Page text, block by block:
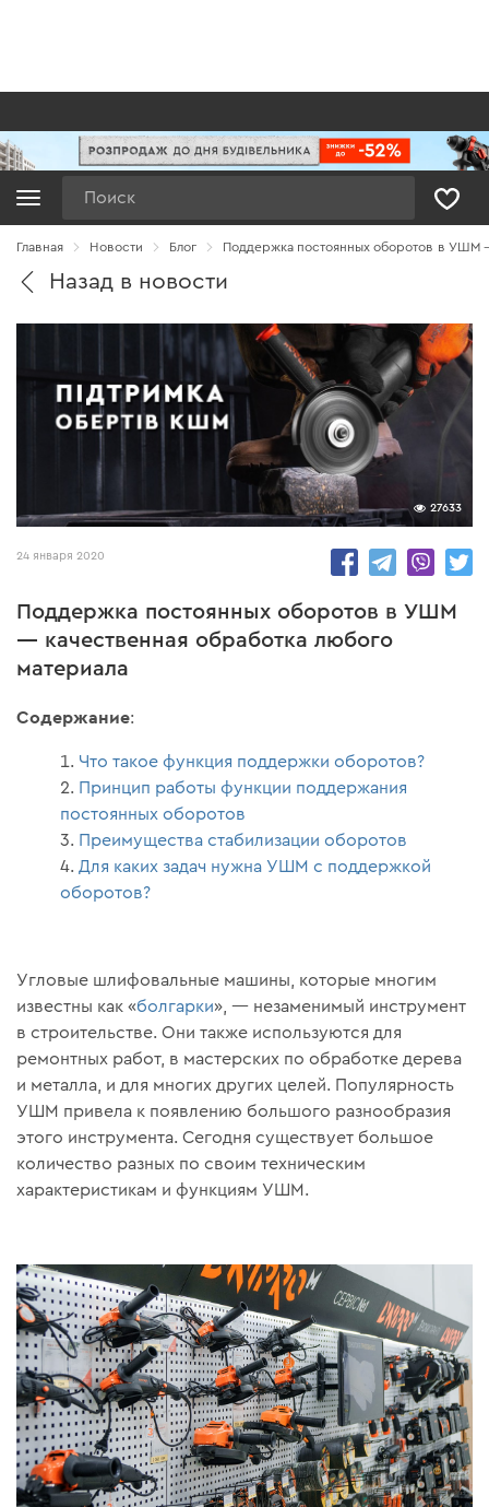
Главная Новости Блог Поддержка постоянных оборотов в УШМ
Назад в новости
27633
24 января 2020
Поддержка постоянных оборотов в УШМ
— качественная обработка любого
материала
Содержание:
Что такое функция поддержки оборотов?
Принцип работы функции поддержания
постоянных оборотов
Преимущества стабилизации оборотов
Для каких задач нужна УШМ с поддержкой
оборотов?
Угловые шлифовальные машины, которые многим
известны как «болгарки», — незаменимый инструмент
в строительстве. Они также используются для
ремонтных работ, в мастерских по обработке дерева
и металла, и для многих других целей. Популярность
УШМ привела к появлению большого разнообразия
этого инструмента. Сегодня существует большое
количество разных по своим техническим
характеристикам и функциям УШМ.